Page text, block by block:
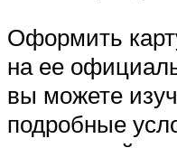
Оформить
на ее
вы можете
подробные